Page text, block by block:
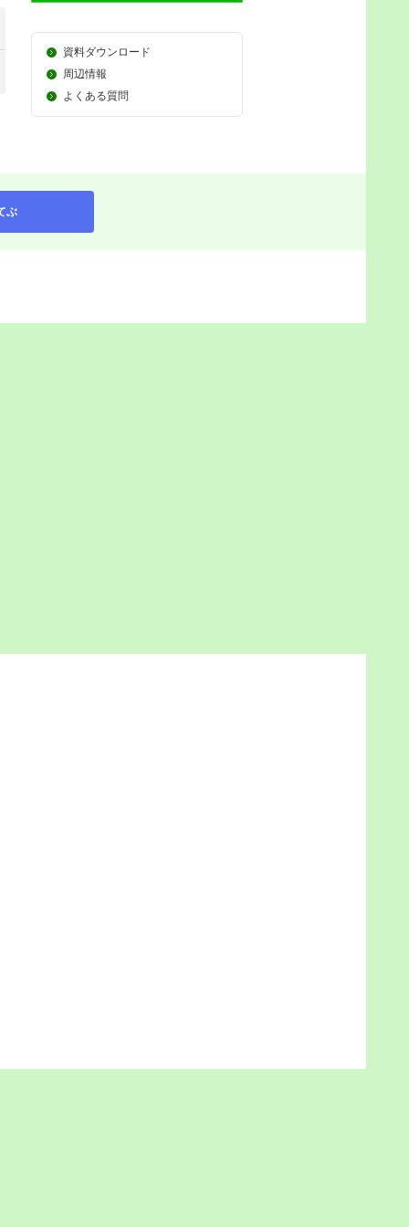
資料ダウンロード
周辺情報
よくある質問
ぶ